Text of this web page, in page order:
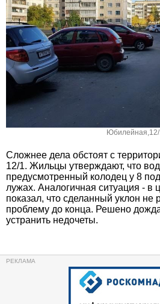
Юбилейная,12/
Сложнее дела обстоят с
12/1. Жильцы утверждают, что
предусмотренный колодец у 8
лужах. Аналогичная ситуация - в
показал, что сделанный уклон
проблему до конца. Решено
устранить недочеты.